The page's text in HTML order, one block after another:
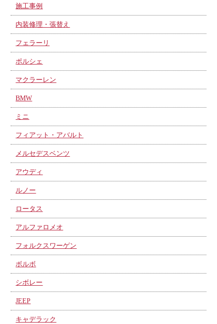
施工事例
内装修理・張替え
フェラーリ
ポルシェ
マクラーレン
BMW
ミニ
フィアット・アバルト
メルセデスベンツ
アウディ
ルノー
ロータス
アルファロメオ
フォルクスワーゲン
ボルボ
シボレー
JEEP
キャデラック